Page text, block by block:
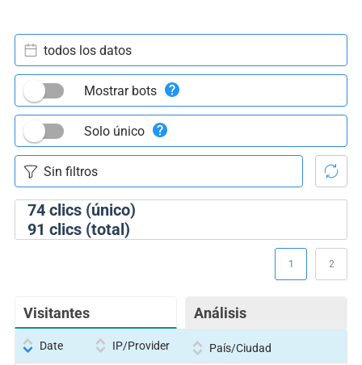
74clics (único)
91 clics (total)
todos los datos
Mostrar bots
Solo único
Visitantes Análisis
1 2
Date IP/Provider País/Ciudad